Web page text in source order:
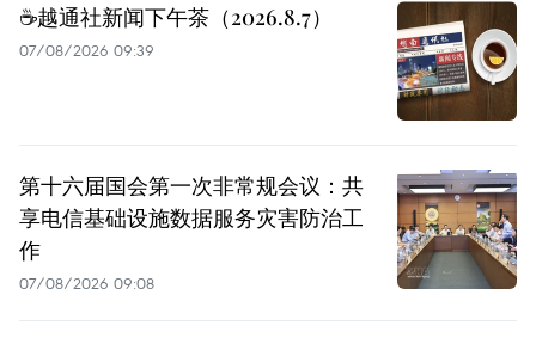
☕️越通社新闻下午茶（2026.8.7）
07/08/2026 09:39
第十六届国会第一次非常规会议：共
享电信基础设施数据服务灾害防治工
作
07/08/2026 09:08